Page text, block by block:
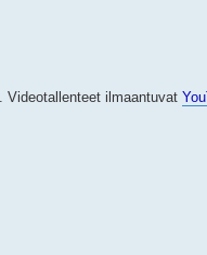
. Videotallenteet ilmaantuvat